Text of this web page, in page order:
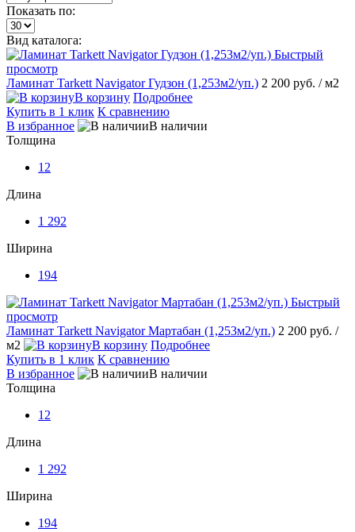
Показать по:
Вид каталога:
Быстрый
просмотр
Ламинат Tarkett Navigator Гудзон (1,253м2/уп.) 2 200 руб. / м2
В корзину Подробнее
Купить в 1 клик К сравнению
В избранное
В наличии
Толщина
12
Длина
1 292
Ширина
194
Быстрый
просмотр
Ламинат Tarkett Navigator Мартабан (1,253м2/уп.) 2 200 руб. /
м2
В корзину Подробнее
Купить в 1 клик К сравнению
В избранное
В наличии
Толщина
12
Длина
1 292
Ширина
194